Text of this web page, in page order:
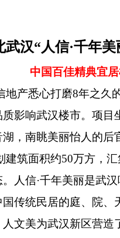
武汉“人信·千年美
中国百佳精典宜
地产悉心打磨8年之
影响武汉楼市。项目
，南眺美丽怡人的后
建筑面积约50万方，
人信·千年美丽是武
传统民居的庭、院
文美为武汉新区营造